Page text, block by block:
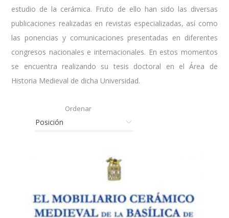
estudio de la cerámica. Fruto de ello han sido las diversas
publicaciones realizadas en revistas especializadas, así como
las ponencias y comunicaciones presentadas en diferentes
congresos nacionales e internacionales. En estos momentos
se encuentra realizando su tesis doctoral en el Área de
Historia Medieval de dicha Universidad.
Ordenar